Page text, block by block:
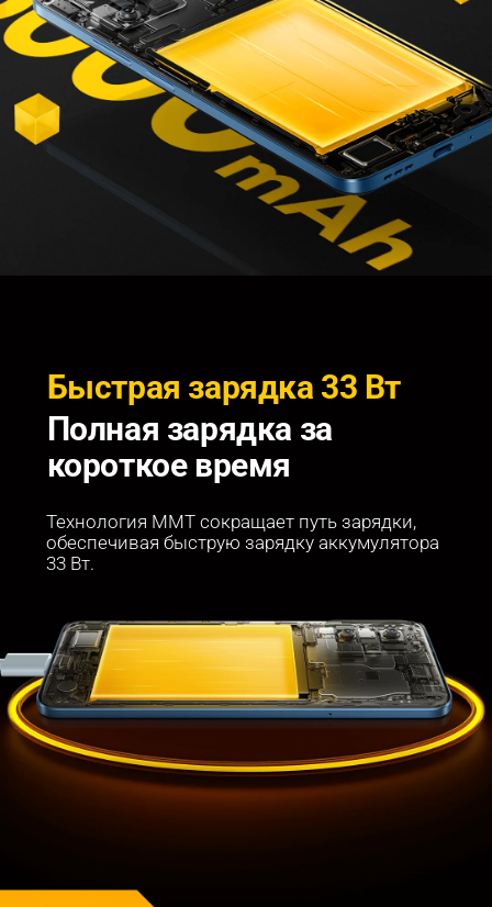
Быстрая зарядка 33 Вт
Полная зарядка за
короткое время
Технология MMT сокращает путь зарядки,
обеспечивая быструю зарядку аккумулятора
33 Вт.